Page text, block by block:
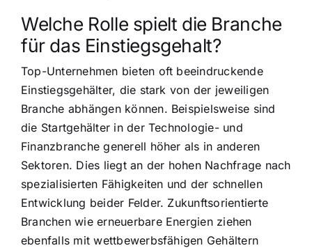
Welche Rolle spielt die Branche
für das Einstiegsgehalt?
Top-Unternehmen bieten oft beeindruckende
Einstiegsgehälter, die stark von der jeweiligen
Branche abhängen können. Beispielsweise sind
die Startgehälter in der Technologie- und
Finanzbranche generell höher als in anderen
Sektoren. Dies liegt an der hohen Nachfrage nach
spezialisierten Fähigkeiten und der schnellen
Entwicklung beider Felder. Zukunftsorientierte
Branchen wie erneuerbare Energien ziehen
ebenfalls mit wettbewerbsfähigen Gehältern